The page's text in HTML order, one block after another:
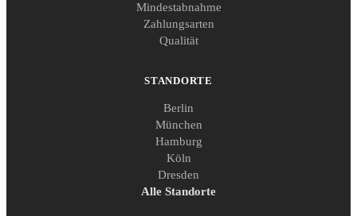
Mindestabnahme
Zahlungsarten
Qualität
STANDORTE
Berlin
München
Hamburg
Köln
Dresden
Alle Standorte